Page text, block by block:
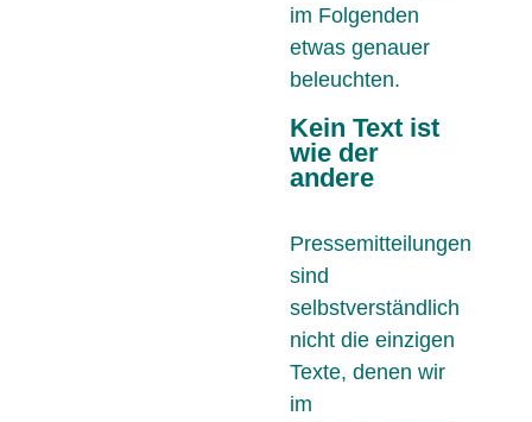
im Folgenden
etwas genauer
beleuchten.
Kein Text ist
wie der
andere
Pressemitteilungen
sind
selbstverständlich
nicht die einzigen
Texte, denen wir
im